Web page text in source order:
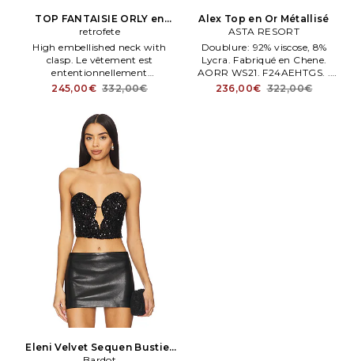
TOP FANTAISIE ORLY en
Marron
retrofete
High embellished neck with
clasp. Le vêtement est
ententionnellement
transparent, vos sous
WS380. Retrofete TOP
FANTAISIE ORLY en Marron.
Taille XS. Lavage à sec
uniquement. Fermé par
glissière au dos.
245,00€ 332,00€
Alex Top en Or Métallisé
ASTA RESORT
Doublure: 92% viscose, 8%
Lycra. Fabriqué en Chene.
AORR WS21. F24AEHTGS. .
Taille XS.
236,00€ 322,00€
Eleni Velvet Sequen Bustier